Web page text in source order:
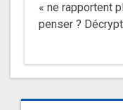
« ne rapportent
penser ?